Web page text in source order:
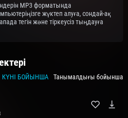
MP3 форматында
жүктеп алуға, сондай-ақ
тегін және тіркеусіз тыңдауға
КҮНІ БОЙЫНША Танымалдығы бойынша